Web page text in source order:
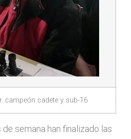
campeón cadete y sub-16
semana han finalizado las